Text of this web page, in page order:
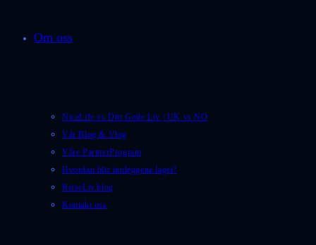
Om oss
NiceLife vs Ditt Gode Liv | UK vs NO
Vår Blog & Vlog
Våre PartnerProgram
Hvordan blir innleggene laget?
ReiseLiv.blog
Kontakt oss